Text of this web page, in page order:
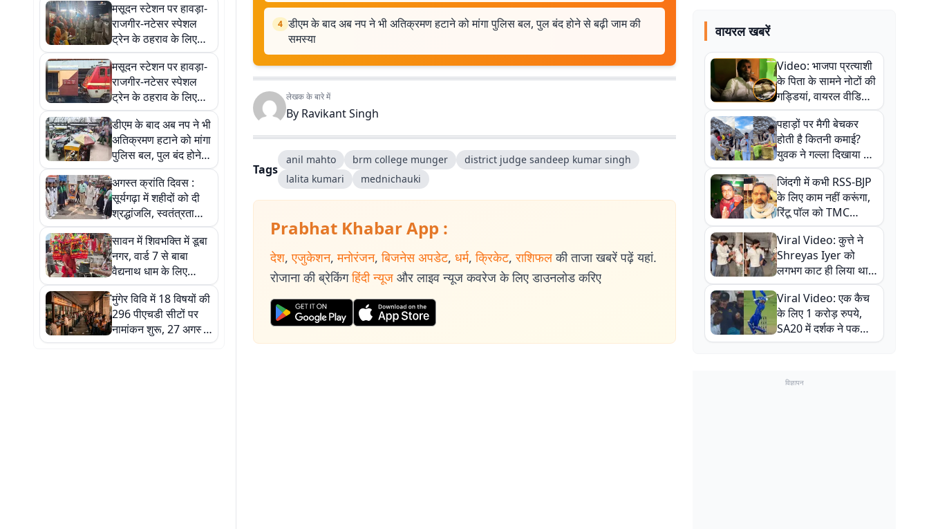
मसूदन स्टेशन पर हावड़ा-
राजगीर-नटेसर स्पेशल
ट्रेन के ठहराव के लिए
उठी मांग, यात्रियों ने रेलवे
से की अपील
मसूदन स्टेशन पर हावड़ा-
राजगीर-नटेसर स्पेशल
ट्रेन के ठहराव के लिए
उठी मांग, यात्रियों ने रेलवे
से की अपील
डीएम के बाद अब नप ने भी
अतिक्रमण हटाने को मांगा
पुलिस बल, पुल बंद होने से
बढ़ी जाम की समस्या
अगस्त क्रांति दिवस :
सूर्यगढ़ा में शहीदों को दी
श्रद्धांजलि, स्वतंत्रता
सेनानियों के बलिदान को
किया गया याद
सावन में शिवभक्ति में डूबा
नगर, वार्ड 7 से बाबा
वैद्यनाथ धाम के लिए
निकला कांवरियों का
जत्था
मुंगेर विवि में 18 विषयों की
296 पीएचडी सीटों पर
नामांकन शुरू, 27 अगस्त
तक आवेदन का मौका
4 डीएम के बाद अब नप ने भी अतिक्रमण हटाने को मांगा पुलिस बल, पुल बंद होने से बढ़ी जाम की
समस्या
लेखक के बारे में
By Ravikant Singh
Tags
anil mahto brm college munger
district judge sandeep kumar singh
lalita kumari
mednichauki
Prabhat Khabar App :
देश, एजुकेशन, मनोरंजन, बिजनेस अपडेट, धर्म, क्रिकेट, राशिफल की ताजा खबरें पढ़ें यहां.
रोजाना की ब्रेकिंग हिंदी न्यूज और लाइव न्यूज कवरेज के लिए डाउनलोड करिए
वायरल खबरें
Video: भाजपा प्रत्याशी
के पिता के सामने नोटों की
गड्डियां, वायरल वीडियो
से राजनीति में उबाल,
अजित महतो बोले- TMC
की गंदी चाल
पहाड़ों पर मैगी बेचकर
होती है कितनी कमाई?
युवक ने गल्ला दिखाया तो
नौकरी वालों के खड़े हो गए
कान
जिंदगी में कभी RSS-BJP
के लिए काम नहीं करूंगा,
रिंटू पॉल को TMC
ऑफिस में ले जाकर पीटा,
Video वायरल
Viral Video: कुत्ते ने
Shreyas Iyer को
लगभग काट ही लिया था,
न्यूजीलैंड सीरीज से पहले
बाल-बाल बचे
Viral Video: एक कैच
के लिए 1 करोड़ रुपये,
SA20 में दर्शक ने पकड़ा
एक हाथ से गजब का कैच
विज्ञापन